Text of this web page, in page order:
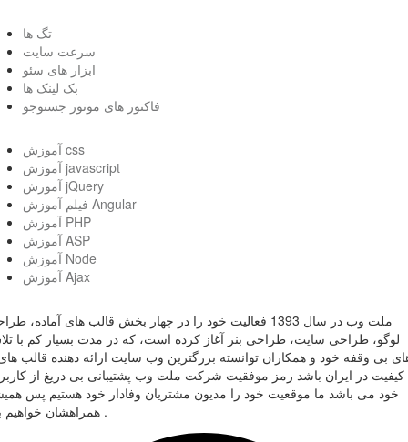
تگ ها
سرعت سایت
ابزار های سئو
بک لینک ها
فاکتور های موتور جستوجو
آموزش css
آموزش javascript
آموزش jQuery
فیلم آموزش Angular
آموزش PHP
آموزش ASP
آموزش Node
آموزش Ajax
ملت وب در سال 1393 فعالیت خود را در چهار بخش قالب های آماده،
لوگو، طراحی سایت، طراحی بنر آغاز کرده است، که در مدت بسیار کم با
بی وقفه خود و همکاران توانسته بزرگترین وب سایت ارائه دهنده قالب
کیفیت در ایران باشد رمز موفقیت شرکت ملت وب پشتیبانی بی دریغ از
خود می باشد ما موقعیت خود را مدیون مشتریان وفادار خود هستیم پس
همراهشان خواهیم بود .